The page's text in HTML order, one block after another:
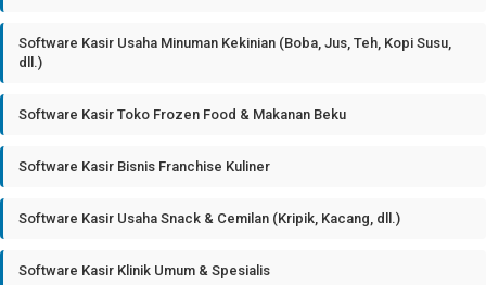
Software Kasir Usaha Minuman Kekinian (Boba, Jus, Teh, Kopi Susu,
dll.)
Software Kasir Toko Frozen Food & Makanan Beku
Software Kasir Bisnis Franchise Kuliner
Software Kasir Usaha Snack & Cemilan (Kripik, Kacang, dll.)
Software Kasir Klinik Umum & Spesialis